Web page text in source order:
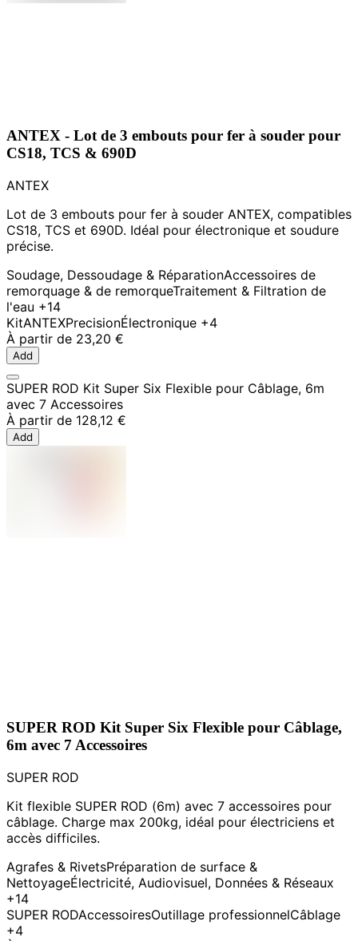
ANTEX - Lot de 3 embouts pour fer à souder pour
CS18, TCS & 690D
ANTEX
Lot de 3 embouts pour fer à souder ANTEX, compatibles
CS18, TCS et 690D. Idéal pour électronique et soudure
précise.
Soudage, Dessoudage & RéparationAccessoires de
remorquage & de remorqueTraitement & Filtration de
l'eau +14
KitANTEXPrecisionÉlectronique +4
À partir de 23,20 €
Add
SUPER ROD Kit Super Six Flexible pour Câblage, 6m
avec 7 Accessoires
À partir de 128,12 €
Add
SUPER ROD Kit Super Six Flexible pour Câblage,
6m avec 7 Accessoires
SUPER ROD
Kit flexible SUPER ROD (6m) avec 7 accessoires pour
câblage. Charge max 200kg, idéal pour électriciens et
accès difficiles.
Agrafes & RivetsPréparation de surface &
NettoyageÉlectricité, Audiovisuel, Données & Réseaux
+14
SUPER RODAccessoiresOutillage professionnelCâblage
+4